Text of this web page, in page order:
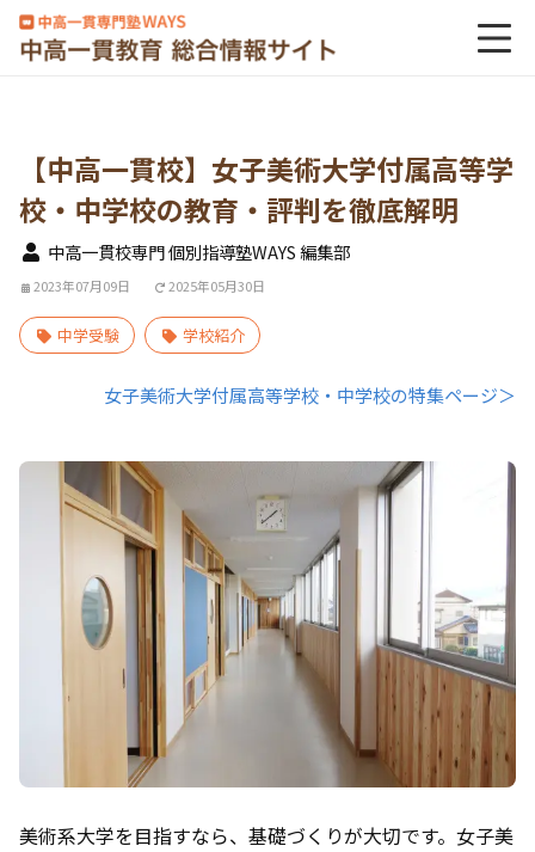
【中高一貫校】女子美術大学付属高等学
校・中学校の教育・評判を徹底解明
中高一貫校専門 個別指導塾WAYS 編集部
2023年07月09日 2025年05月30日
中学受験 学校紹介
女子美術大学付属高等学校・中学校の特集ページ＞
美術系大学を目指すなら、基礎づくりが大切です。女子美